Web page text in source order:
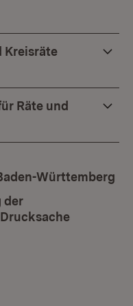
Kreisräte
Räte und
Württemberg
der